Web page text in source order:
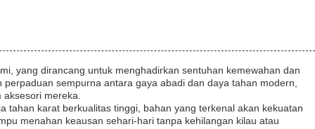
yang dirancang untuk menghadirkan sentuhan kemewahan dan
sempurna antara gaya abadi dan daya tahan modern,
mereka.
karat berkualitas tinggi, bahan yang terkenal akan kekuatan
menahan keausan sehari-hari tanpa kehilangan kilau atau